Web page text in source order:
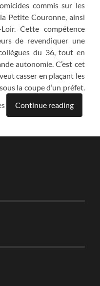
commis sur les
Petite Couronne, ainsi
Cette compétence
de revendiquer une
du 36, tout en
autonomie. C’est cet
casser en plaçant les
la coupe d’un préfet.
Continue reading